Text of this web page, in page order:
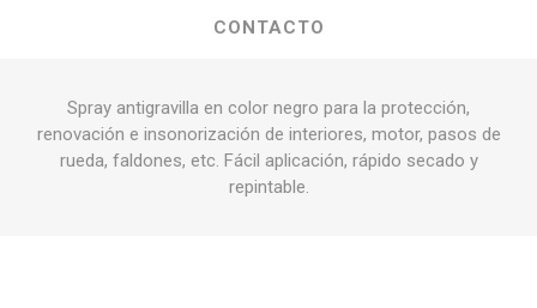
CONTACTO
Spray antigravilla en color negro para la protección,
renovación e insonorización de interiores, motor, pasos de
rueda, faldones, etc. Fácil aplicación, rápido secado y
repintable.